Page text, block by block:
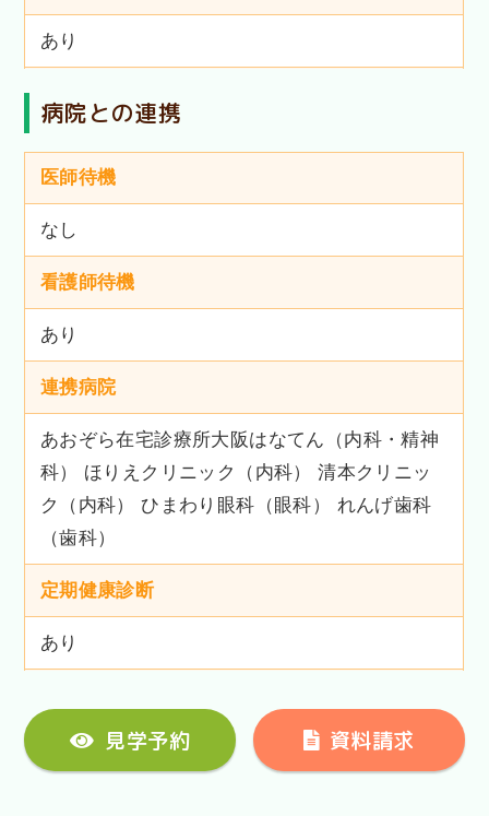
あり
病院との連携
医師待機
なし
看護師待機
あり
連携病院
あおぞら在宅診療所大阪はなてん（内科・精神
科） ほりえクリニック（内科） 清本クリニッ
ク（内科） ひまわり眼科（眼科） れんげ歯科
（歯科）
定期健康診断
あり
見学予約 資料請求